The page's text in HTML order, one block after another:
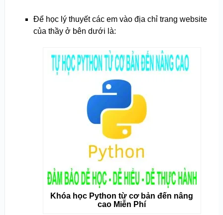
Để học lý thuyết các em vào địa chỉ trang website
của thầy ở bên dưới là:
Khóa học Python từ cơ bản đến nâng
cao Miễn Phí